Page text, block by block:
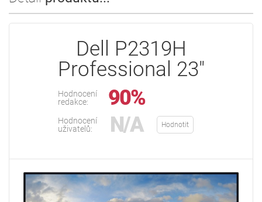
Dell P2319H
Professional 23"
Hodnocení
redakce:
90%
Hodnocení
uživatelů:
N/A Hodnotit